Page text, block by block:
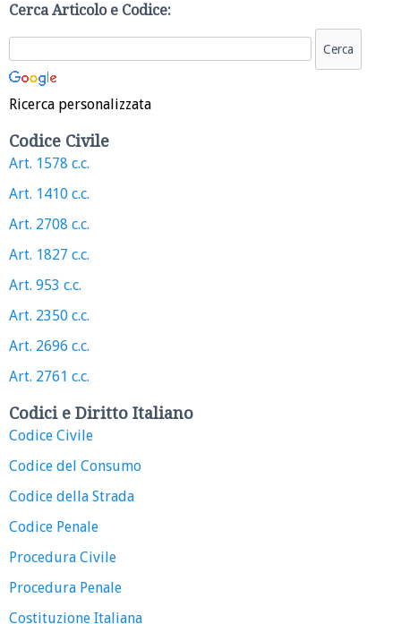
Cerca Articolo e Codice:
Ricerca personalizzata
Codice Civile
Art. 1578 c.c.
Art. 1410 c.c.
Art. 2708 c.c.
Art. 1827 c.c.
Art. 953 c.c.
Art. 2350 c.c.
Art. 2696 c.c.
Art. 2761 c.c.
Codici e Diritto Italiano
Codice Civile
Codice del Consumo
Codice della Strada
Codice Penale
Procedura Civile
Procedura Penale
Costituzione Italiana